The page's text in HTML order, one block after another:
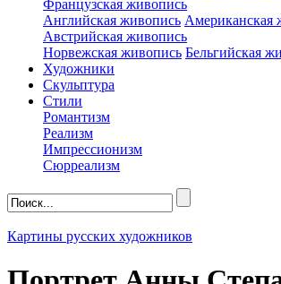
Французская живопись
Английская живопись Американская
Австрийская живопись
Норвежская живопись Бельгийская
Художники
Скульптура
Стили
Романтизм
Реализм
Импрессионизм
Сюрреализм
Картины русских художников